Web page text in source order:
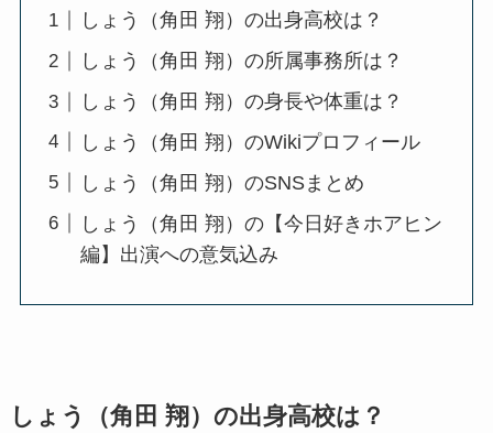
しょう（角田 翔）の出身高校は？
しょう（角田 翔）の所属事務所は？
しょう（角田 翔）の身長や体重は？
しょう（角田 翔）のWikiプロフィール
しょう（角田 翔）のSNSまとめ
しょう（角田 翔）の【今日好きホアヒン
編】出演への意気込み
しょう（角田 翔）の出身高校は？